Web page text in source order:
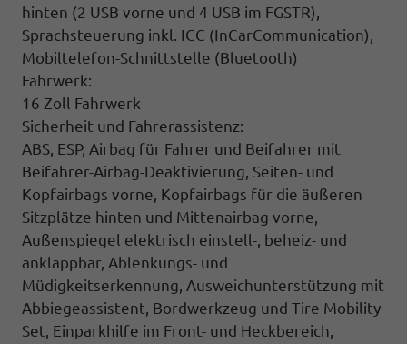
hinten (2 USB vorne und 4 USB im FGSTR),
Sprachsteuerung inkl. ICC (InCarCommunication),
Mobiltelefon-Schnittstelle (Bluetooth)
Fahrwerk:
16 Zoll Fahrwerk
Sicherheit und Fahrerassistenz:
ABS, ESP, Airbag für Fahrer und Beifahrer mit
Beifahrer-Airbag-Deaktivierung, Seiten- und
Kopfairbags vorne, Kopfairbags für die äußeren
Sitzplätze hinten und Mittenairbag vorne,
Außenspiegel elektrisch einstell-, beheiz- und
anklappbar, Ablenkungs- und
Müdigkeitserkennung, Ausweichunterstützung mit
Abbiegeassistent, Bordwerkzeug und Tire Mobility
Set, Einparkhilfe im Front- und Heckbereich,